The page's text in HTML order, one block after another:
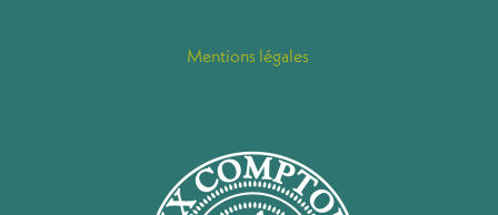
Mentions légales